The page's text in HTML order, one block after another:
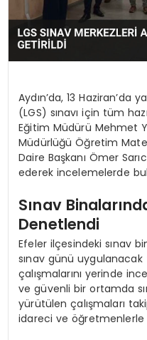
Aydın’da, 13 Haziran’da
(LGS) sınavı için tüm
Eğitim Müdürü Mehmet
Müdürlüğü Öğretim
Daire Başkanı Ömer
ederek incelemelerde
Sınav
Denetlendi
Efeler ilçesindeki sınav
sınav günü uygulanacak
çalışmalarını yerinde
ve güvenli bir ortamda
yürütülen çalışmaları
idareci ve öğretmenlerle